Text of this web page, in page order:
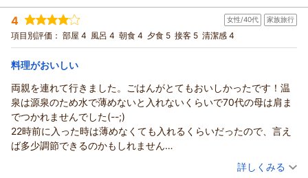
4 女性/40代 家族旅行
項目別評価： 部屋 4 風呂 4 朝食 4 夕食 5 接客 5 清潔感 4
料理がおいしい
両親を連れて行きました。ごはんがとてもおいしかったです！温
泉は源泉のため水で薄めないと入れないくらいで70代の母は肩ま
でつかれませんでした(--;)
22時前に入った時は薄めなくても入れるくらいだったので、言え
ば多少調節できるのかもしれません
階段は1段1段の段差が高めだったので、足が悪い方は気を付けた
（投稿日：2026/05/08）
詳しくみる